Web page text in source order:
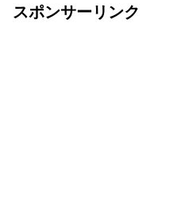
スポンサーリンク